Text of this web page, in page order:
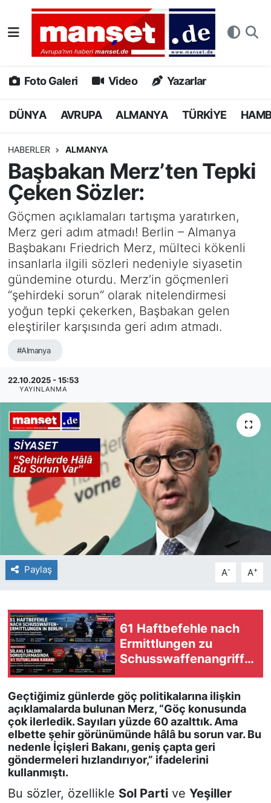
Foto Galeri Video Yazarlar
DÜNYA AVRUPA ALMANYA TÜRKİYE
HABERLER ALMANYA
Başbakan Merz’ten Tepki
Çeken Sözler:
Göçmen açıklamaları tartışma yaratırken,
Merz geri adım atmadı! Berlin – Almanya
Başbakanı Friedrich Merz, mülteci kökenli
insanlarla ilgili sözleri nedeniyle siyasetin
gündemine oturdu. Merz’in göçmenleri
“şehirdeki sorun” olarak nitelendirmesi
yoğun tepki çekerken, Başbakan gelen
eleştiriler karşısında geri adım atmadı.
#Almanya
22.10.2025 - 15:53
YAYINLANMA
Paylaş A- A+
61 Haftbefehle nach
Ermittlungen zu
Schusswaffenangriffe
n in Berlin
Geçtiğimiz günlerde göç politikalarına ilişkin
açıklamalarda bulunan Merz, “Göç konusunda
çok ilerledik. Sayıları yüzde 60 azalttık. Ama
elbette şehir görünümünde hâlâ bu sorun var. Bu
nedenle İçişleri Bakanı, geniş çapta geri
göndermeleri hızlandırıyor,” ifadelerini
kullanmıştı.
Bu sözler, özellikle Sol Partive Yeşiller
DÜNYA
AVRUPA
ALMANYA
HAMBURG
SPOR
DEUTSCH
EKONOMİ
SİYASET
SAĞLIK
Nöbetçi Eczaneler
Hava Durumu
Namaz Vakitleri
Puan Durumu ve Fikstür
Tüm Manşetler
Son Dakika Haberleri
Haber Arşivi